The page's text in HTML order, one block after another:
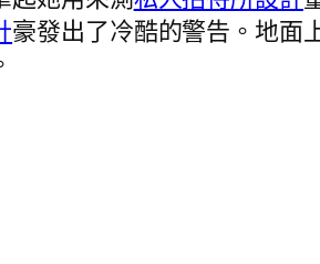
豪發出了冷酷的警告。地面